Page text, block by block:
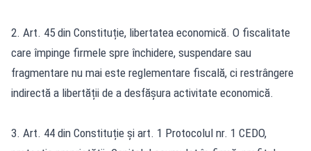
2. Art. 45 din Constituție, libertatea economică. O fiscalitate
care împinge firmele spre închidere, suspendare sau
fragmentare nu mai este reglementare fiscală, ci restrângere
indirectă a libertății de a desfășura activitate economică.
3. Art. 44 din Constituție și art. 1 Protocolul nr. 1 CEDO,